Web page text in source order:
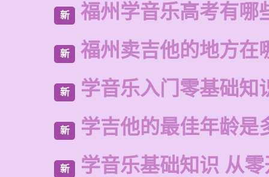
新 福州学音乐高考有哪
新 福州卖吉他的地方在
新 学音乐入门零基础知
新 学吉他的最佳年龄是
新 学音乐基础知识 从